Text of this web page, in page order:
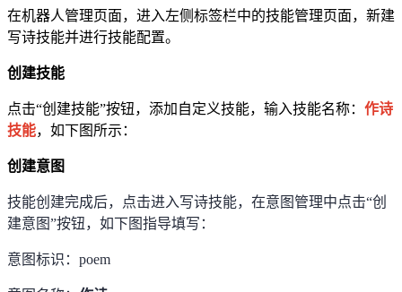
在机器人管理页面，进入左侧标签栏中的技能管理页面，新建
写诗技能并进行技能配置。
创建技能
点击“创建技能”按钮，添加自定义技能，输入技能名称： 作诗
技能，如下图所示：
创建意图
技能创建完成后，点击进入写诗技能，在意图管理中点击“创
建意图”按钮，如下图指导填写：
意图标识： poem